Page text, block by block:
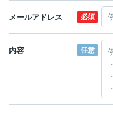
メールアドレス 必須
内容 任意